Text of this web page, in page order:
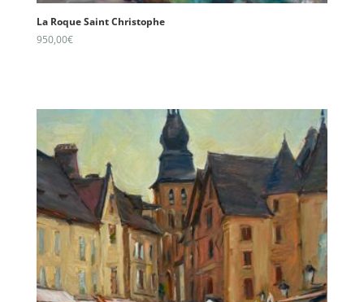
La Roque Saint Christophe
950,00€